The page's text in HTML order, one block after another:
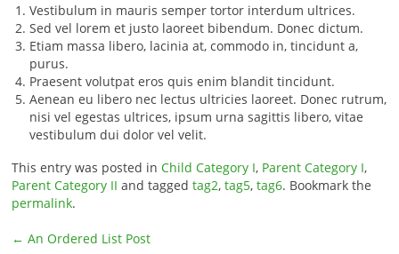
Vestibulum in mauris semper tortor interdum ultrices.
Sed vel lorem et justo laoreet bibendum. Donec dictum.
Etiam massa libero, lacinia at, commodo in, tincidunt a,
purus.
Praesent volutpat eros quis enim blandit tincidunt.
Aenean eu libero nec lectus ultricies laoreet. Donec rutrum,
nisi vel egestas ultrices, ipsum urna sagittis libero, vitae
vestibulum dui dolor vel velit.
This entry was posted in Child Category I, Parent Category I,
Parent Category II and tagged tag2, tag5, tag6. Bookmark the
permalink.
Post navigation
← An Ordered List Post